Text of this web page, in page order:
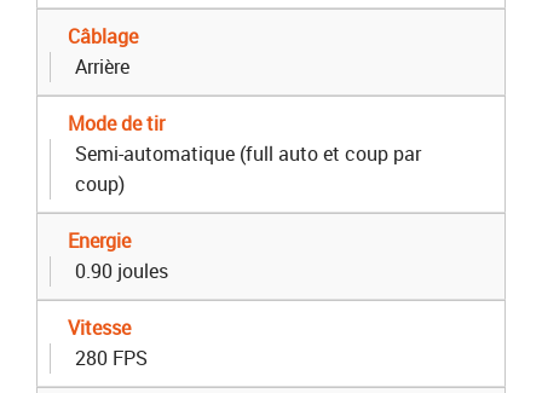
Câblage
Arrière
Mode de tir
Semi-automatique (full auto et coup par
coup)
Energie
0.90 joules
Vitesse
280 FPS